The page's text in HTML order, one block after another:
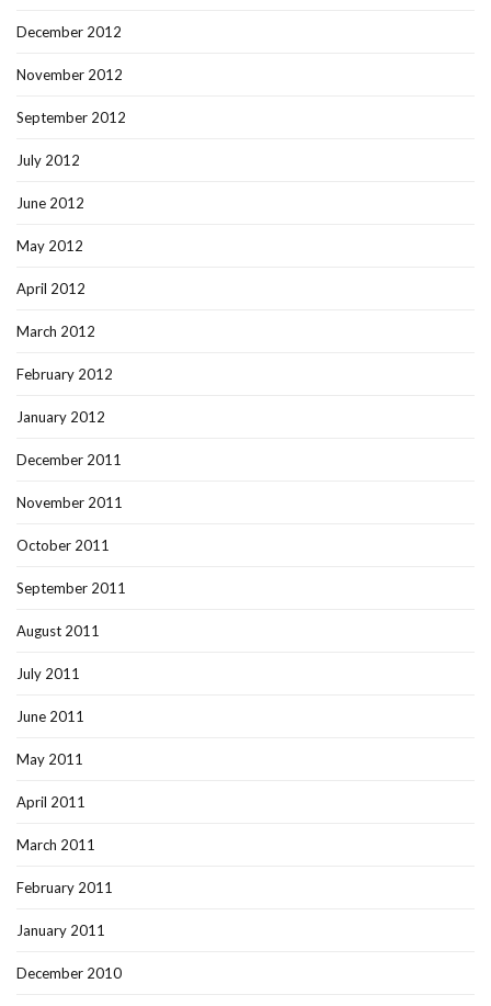
December 2012
November 2012
September 2012
July 2012
June 2012
May 2012
April 2012
March 2012
February 2012
January 2012
December 2011
November 2011
October 2011
September 2011
August 2011
July 2011
June 2011
May 2011
April 2011
March 2011
February 2011
January 2011
December 2010